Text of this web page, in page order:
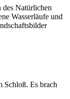
Natürlichen
Wasserläufe und
Schloß. Es brach